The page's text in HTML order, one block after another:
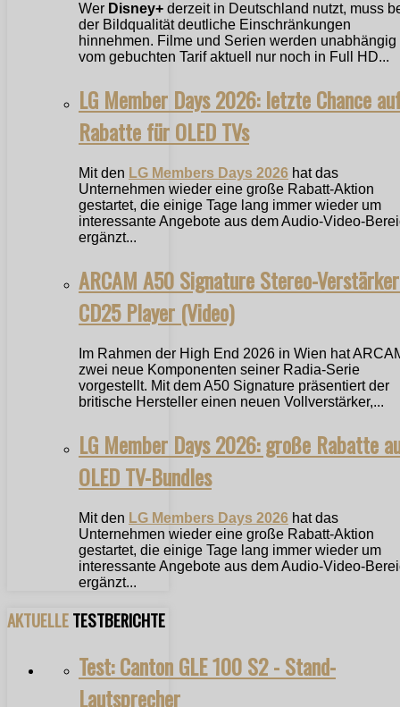
Wer Disney+ derzeit in Deutschland nutzt, muss
der Bildqualität deutliche Einschränkungen
hinnehmen. Filme und Serien werden unabhängig
vom gebuchten Tarif aktuell nur noch in Full HD...
LG Member Days 2026: letzte Chance
Rabatte für OLED TVs
Mit den LG Members Days 2026 hat das
Unternehmen wieder eine große Rabatt-Aktion
gestartet, die einige Tage lang immer wieder um
interessante Angebote aus dem Audio-Video-
ergänzt...
ARCAM A50 Signature Stereo-
CD25 Player (Video)
Im Rahmen der High End 2026 in Wien hat
zwei neue Komponenten seiner Radia-Serie
vorgestellt. Mit dem A50 Signature präsentiert der
britische Hersteller einen neuen Vollverstärker,...
LG Member Days 2026: große Rabatte
OLED TV-Bundles
Mit den LG Members Days 2026 hat das
Unternehmen wieder eine große Rabatt-Aktion
gestartet, die einige Tage lang immer wieder um
interessante Angebote aus dem Audio-Video-
ergänzt...
AKTUELLETESTBERICHTE
Test: Canton GLE 100 S2 - Stand-
Lautsprecher